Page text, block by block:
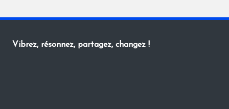
Vibrez, résonnez, partagez, changez !